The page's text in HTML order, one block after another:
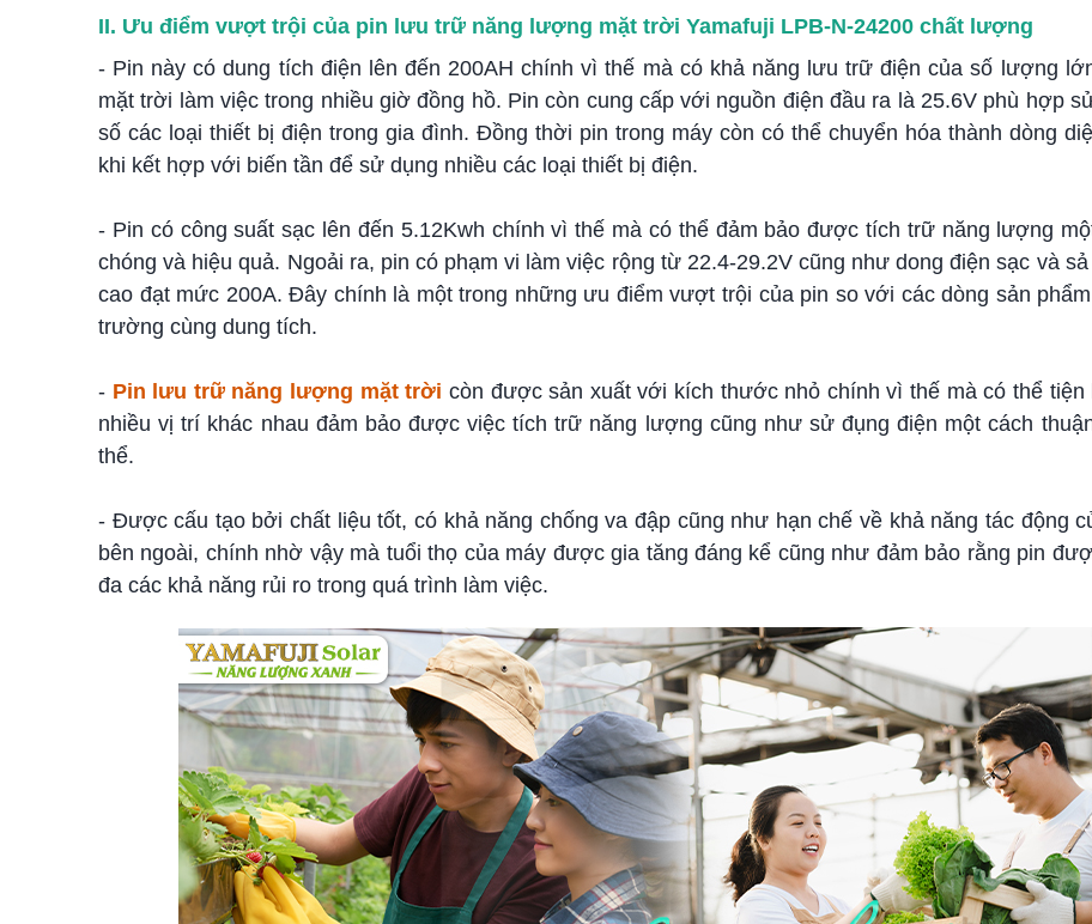
II. Ưu điểm vượt trội của pin lưu trữ năng lượng mặt trời Yamafuji LPB-N-24200 chất lượng
- Pin này có dung tích điện lên đến 200AH chính vì thế mà có khả năng lưu trữ điện của số lượng
mặt trời làm việc trong nhiều giờ đồng hồ. Pin còn cung cấp với nguồn điện đầu ra là 25.6V phù hợp
số các loại thiết bị điện trong gia đình. Đồng thời pin trong máy còn có thể chuyển hóa thành dòng
khi kết hợp với biến tần để sử dụng nhiều các loại thiết bị điện.
- Pin có công suất sạc lên đến 5.12Kwh chính vì thế mà có thể đảm bảo được tích trữ năng lượng
chóng và hiệu quả. Ngoải ra, pin có phạm vi làm việc rộng từ 22.4-29.2V cũng như dong điện sạc và
cao đạt mức 200A. Đây chính là một trong những ưu điểm vượt trội của pin so với các dòng sản
trường cùng dung tích.
- Pin lưu trữ năng lượng mặt trời còn được sản xuất với kích thước nhỏ chính vì thế mà có thể tiện
nhiều vị trí khác nhau đảm bảo được việc tích trữ năng lượng cũng như sử đụng điện một cách
thể.
- Được cấu tạo bởi chất liệu tốt, có khả năng chống va đập cũng như hạn chế về khả năng tác động
bên ngoài, chính nhờ vậy mà tuổi thọ của máy được gia tăng đáng kể cũng như đảm bảo rằng pin
đa các khả năng rủi ro trong quá trình làm việc.